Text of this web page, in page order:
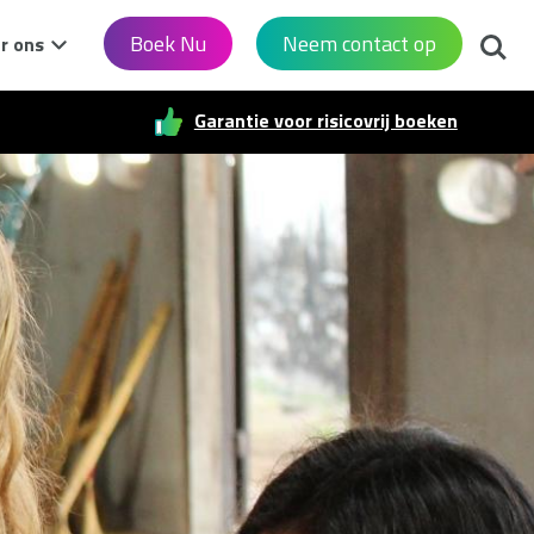
ons Boek Nu Neem contact op Zoek
Garantie voor risicovrij boeken